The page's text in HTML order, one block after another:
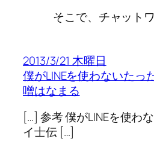
そこで、チャット
2013/3/21 木曜日
僕がLINEを使わないたっ
噌はなまる
[…] 参考 僕がLINEを使わ
イ士伝 […]